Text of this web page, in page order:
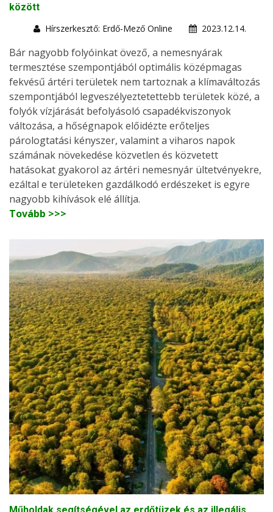
között
Hírszerkesztő: Erdő-Mező Online
2023.12.14.
Bár nagyobb folyóinkat övező, a nemesnyárak
termesztése szempontjából optimális középmagas
fekvésű ártéri területek nem tartoznak a klímaváltozás
szempontjából legveszélyeztetettebb területek közé, a
folyók vízjárását befolyásoló csapadékviszonyok
változása, a hőségnapok előidézte erőteljes
párologtatási kényszer, valamint a viharos napok
számának növekedése közvetlen és közvetett
hatásokat gyakorol az ártéri nemesnyár ültetvényekre,
ezáltal e területeken gazdálkodó erdészeket is egyre
nagyobb kihívások elé állítja.
Tovább >>>